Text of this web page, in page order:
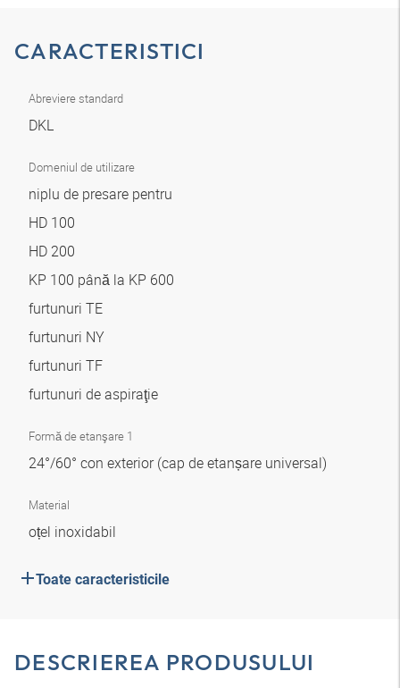
CARACTERISTICI
Abreviere standard
DKL
Domeniul de utilizare
niplu de presare pentru
HD 100
HD 200
KP 100 până la KP 600
furtunuri TE
furtunuri NY
furtunuri TF
furtunuri de aspiraţie
Formă de etanşare 1
24°/60° con exterior (cap de etanșare universal)
Material
oțel inoxidabil
Toate caracteristicile
DESCRIEREA PRODUSULUI